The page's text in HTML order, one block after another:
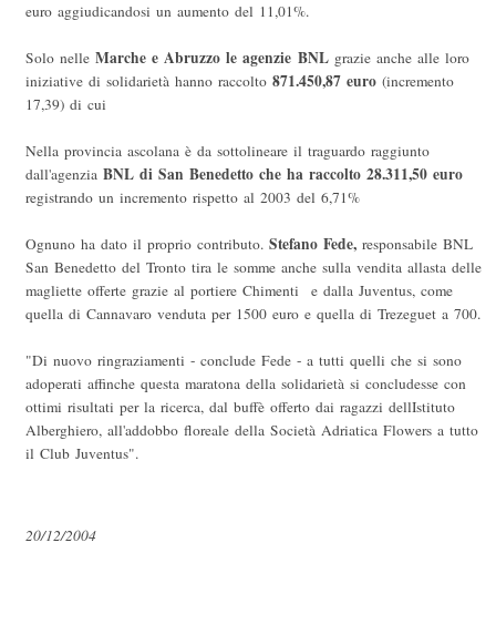
euro aggiudicandosi un aumento del 11,01%.
Solo nelle Marche e Abruzzo le agenzie BNL grazie anche alle loro
iniziative di solidarietà hanno raccolto 871.450,87 euro (incremento
17,39) di cui
Nella provincia ascolana è da sottolineare il traguardo raggiunto
dall'agenzia BNL di San Benedetto che ha raccolto 28.311,50 euro
registrando un incremento rispetto al 2003 del 6,71%
Ognuno ha dato il proprio contributo. Stefano Fede, responsabile BNL
San Benedetto del Tronto tira le somme anche sulla vendita allasta delle
magliette offerte grazie al portiere Chimenti e dalla Juventus, come
quella di Cannavaro venduta per 1500 euro e quella di Trezeguet a 700.
"Di nuovo ringraziamenti - conclude Fede - a tutti quelli che si sono
adoperati affinche questa maratona della solidarietà si concludesse con
ottimi risultati per la ricerca, dal buffè offerto dai ragazzi dellIstituto
Alberghiero, all'addobbo floreale della Società Adriatica Flowers a tutto
il Club Juventus".
20/12/2004